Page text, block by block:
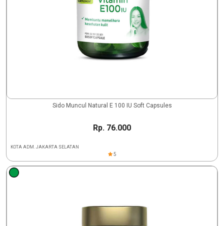
Sido Muncul Natural E 100 IU Soft Capsules
Rp. 76.000
KOTA ADM. JAKARTA SELATAN
5